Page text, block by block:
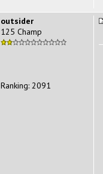
outsider
125 Champ
Ranking: 2091